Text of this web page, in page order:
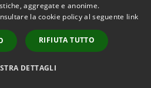
Copyright © 2026 • Comune di
Todi • Powered by
Municipium•
Accesso
redazione
aggregate e anonime.
la cookie policy al seguente link
RIFIUTA TUTTO
DETTAGLI